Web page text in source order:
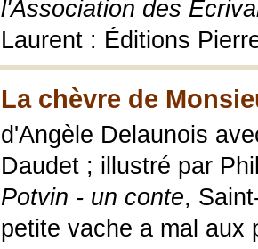
l'Association des
Laurent : Éditions
La chèvre de
d'Angèle Delaunois
Daudet ; illustré par
Potvin - un conte,
petite vache a mal aux